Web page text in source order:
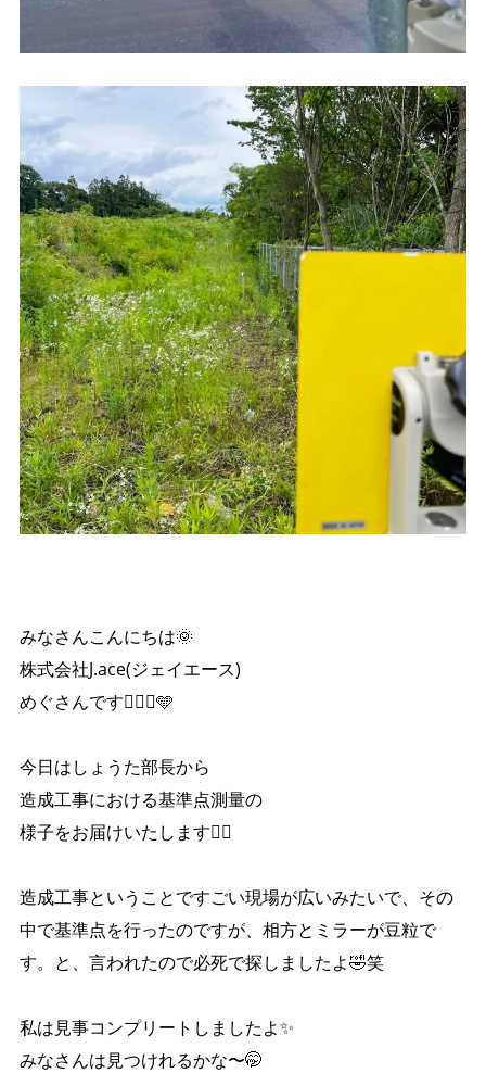
みなさんこんにちは🌞
株式会社J.ace(ジェイエース)
めぐさんです🙋🏼‍♀️🩵
今日はしょうた部長から
造成工事における基準点測量の
様子をお届けいたします✌🏻
造成工事ということですごい現場が広いみたいで、その
中で基準点を行ったのですが、相方とミラーが豆粒で
す。と、言われたので必死で探しましたよ🤣笑
私は見事コンプリートしましたよ✨
みなさんは見つけれるかな〜🤭